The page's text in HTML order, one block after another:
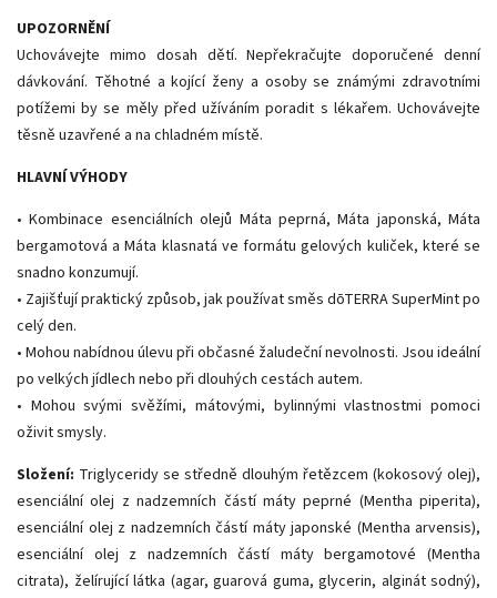
UPOZORNĚNÍ
Uchovávejte mimo dosah dětí. Nepřekračujte doporučené denní
dávkování. Těhotné a kojící ženy a osoby se známými zdravotními
potížemi by se měly před užíváním poradit s lékařem. Uchovávejte
těsně uzavřené a na chladném místě.
HLAVNÍ VÝHODY
• Kombinace esenciálních olejů Máta peprná, Máta japonská, Máta
bergamotová a Máta klasnatá ve formátu gelových kuliček, které se
snadno konzumují.
• Zajišťují praktický způsob, jak používat směs dōTERRA SuperMint po
celý den.
• Mohou nabídnou úlevu při občasné žaludeční nevolnosti. Jsou ideální
po velkých jídlech nebo při dlouhých cestách autem.
• Mohou svými svěžími, mátovými, bylinnými vlastnostmi pomoci
oživit smysly.
Složení: Triglyceridy se středně dlouhým řetězcem (kokosový olej),
esenciální olej z nadzemních částí máty peprné (Mentha piperita),
esenciální olej z nadzemních částí máty japonské (Mentha arvensis),
esenciální olej z nadzemních částí máty bergamotové (Mentha
citrata), želírující látka (agar, guarová guma, glycerin, alginát sodný),